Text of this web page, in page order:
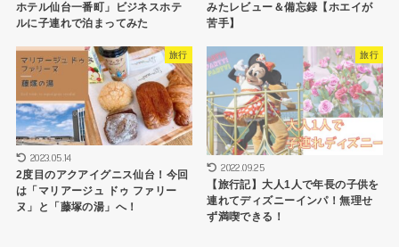
ホテル仙台一番町」ビジネスホテ
ルに子連れで泊まってみた
みたレビュー＆備忘録【ホエイが
苦手】
旅行
2023.05.14
2度目のアクアイグニス仙台！今回
は「マリアージュ ドゥ ファリー
ヌ」と「藤塚の湯」へ！
旅行
2022.09.25
【旅行記】大人1人で年長の子供を
連れてディズニーインパ！無理せ
ず満喫できる！